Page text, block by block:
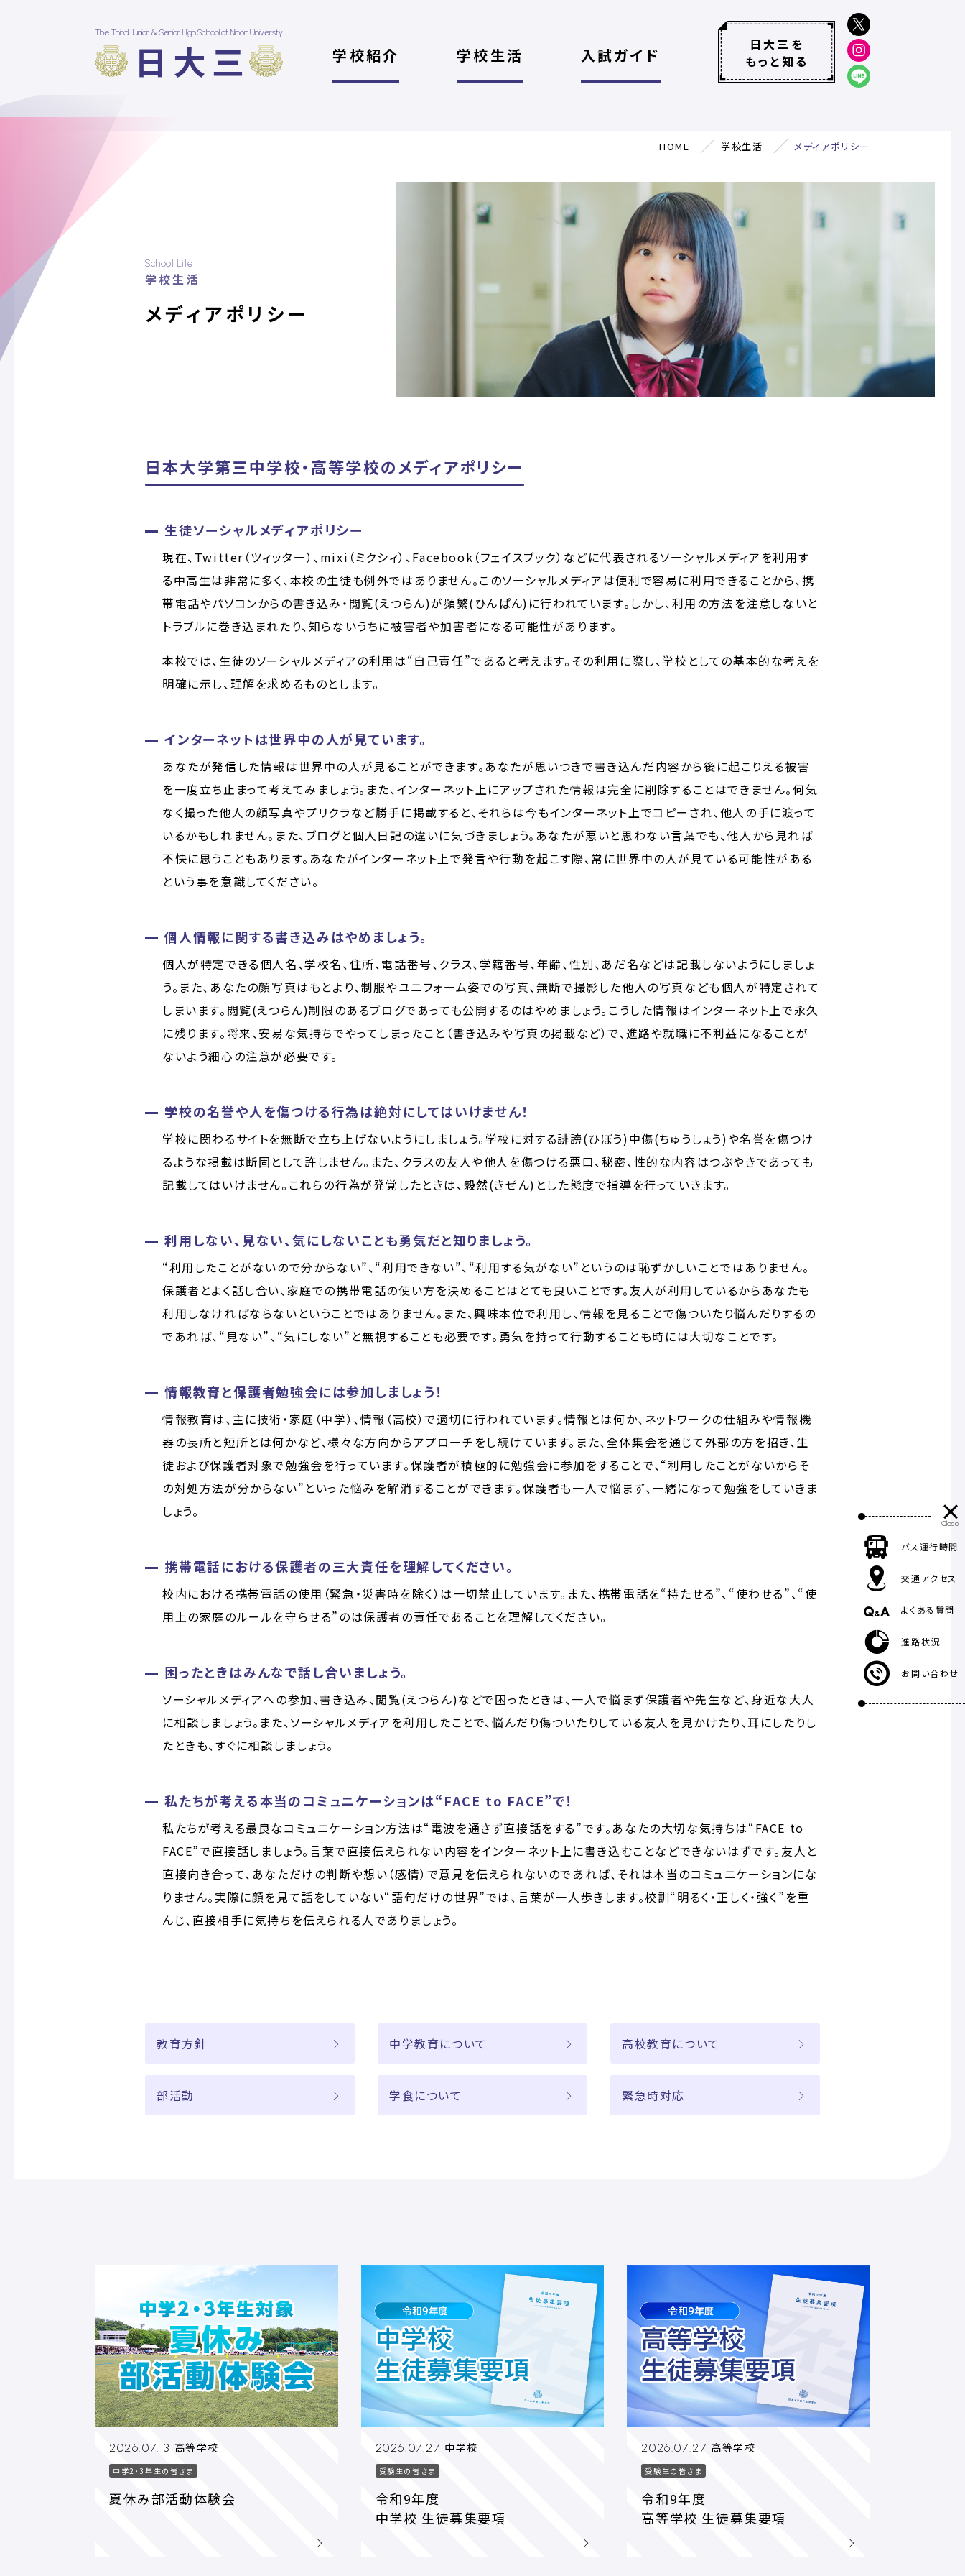
The Third Junior & Senior High School of Nihon University
日大三 学校紹介 学校生活 入試ガイド
日大三を
もっと知る
HOME 学校生活 メディアポリシー
School Life
学校生活
メディアポリシー
日本大学第三中学校・高等学校のメディアポリシー
生徒ソーシャルメディアポリシー
現在、Twitter（ツィッター）、mixi（ミクシィ）、Facebook（フェイスブック）などに代表されるソーシャルメディアを利用す
る中高生は非常に多く、本校の生徒も例外ではありません。このソーシャルメディアは便利で容易に利用できることから、携
帯電話やパソコンからの書き込み・閲覧(えつらん)が頻繁(ひんぱん)に行われています。しかし、利用の方法を注意しないと
トラブルに巻き込まれたり、知らないうちに被害者や加害者になる可能性があります。
本校では、生徒のソーシャルメディアの利用は“自己責任”であると考えます。その利用に際し、学校としての基本的な考えを
明確に示し、理解を求めるものとします。
インターネットは世界中の人が見ています。
あなたが発信した情報は世界中の人が見ることができます。あなたが思いつきで書き込んだ内容から後に起こりえる被害
を一度立ち止まって考えてみましょう。また、インターネット上にアップされた情報は完全に削除することはできません。何気
なく撮った他人の顔写真やプリクラなど勝手に掲載すると、それらは今もインターネット上でコピーされ、他人の手に渡って
いるかもしれません。また、ブログと個人日記の違いに気づきましょう。あなたが悪いと思わない言葉でも、他人から見れば
不快に思うこともあります。あなたがインターネット上で発言や行動を起こす際、常に世界中の人が見ている可能性がある
という事を意識してください。
個人情報に関する書き込みはやめましょう。
個人が特定できる個人名、学校名、住所、電話番号、クラス、学籍番号、年齢、性別、あだ名などは記載しないようにしましょ
う。また、あなたの顔写真はもとより、制服やユニフォーム姿での写真、無断で撮影した他人の写真なども個人が特定されて
しまいます。閲覧(えつらん)制限のあるブログであっても公開するのはやめましょう。こうした情報はインターネット上で永久
に残ります。将来、安易な気持ちでやってしまったこと（書き込みや写真の掲載など）で、進路や就職に不利益になることが
ないよう細心の注意が必要です。
学校の名誉や人を傷つける行為は絶対にしてはいけません！
学校に関わるサイトを無断で立ち上げないようにしましょう。学校に対する誹謗(ひぼう)中傷(ちゅうしょう)や名誉を傷つけ
るような掲載は断固として許しません。また、クラスの友人や他人を傷つける悪口、秘密、性的な内容はつぶやきであっても
記載してはいけません。これらの行為が発覚したときは、毅然(きぜん)とした態度で指導を行っていきます。
利用しない、見ない、気にしないことも勇気だと知りましょう。
“利用したことがないので分からない”、“利用できない”、“利用する気がない”というのは恥ずかしいことではありません。
保護者とよく話し合い、家庭での携帯電話の使い方を決めることはとても良いことです。友人が利用しているからあなたも
利用しなければならないということではありません。また、興味本位で利用し、情報を見ることで傷ついたり悩んだりするの
であれば、“見ない”、“気にしない”と無視することも必要です。勇気を持って行動することも時には大切なことです。
情報教育と保護者勉強会には参加しましょう！
情報教育は、主に技術・家庭（中学）、情報（高校）で適切に行われています。情報とは何か、ネットワークの仕組みや情報機
器の長所と短所とは何かなど、様々な方向からアプローチをし続けています。また、全体集会を通じて外部の方を招き、生
徒および保護者対象で勉強会を行っています。保護者が積極的に勉強会に参加をすることで、“利用したことがないからそ
の対処方法が分からない”といった悩みを解消することができます。保護者も一人で悩まず、一緒になって勉強をしていきま
しょう。
携帯電話における保護者の三大責任を理解してください。
校内における携帯電話の使用（緊急・災害時を除く）は一切禁止しています。また、携帯電話を“持たせる”、“使わせる”、“使
用上の家庭のルールを守らせる”のは保護者の責任であることを理解してください。
困ったときはみんなで話し合いましょう。
ソーシャルメディアへの参加、書き込み、閲覧(えつらん)などで困ったときは、一人で悩まず保護者や先生など、身近な大人
に相談しましょう。また、ソーシャルメディアを利用したことで、悩んだり傷ついたりしている友人を見かけたり、耳にしたりし
たときも、すぐに相談しましょう。
私たちが考える本当のコミュニケーションは“FACE to FACE”で！
私たちが考える最良なコミュニケーション方法は“電波を通さず直接話をする”です。あなたの大切な気持ちは“FACE to
FACE”で直接話しましょう。言葉で直接伝えられない内容をインターネット上に書き込むことなどできないはずです。友人と
直接向き合って、あなただけの判断や想い（感情）で意見を伝えられないのであれば、それは本当のコミュニケーションにな
りません。実際に顔を見て話をしていない“語句だけの世界”では、言葉が一人歩きします。校訓“明るく・正しく・強く”を重
んじ、直接相手に気持ちを伝えられる人でありましょう。
教育方針 中学教育について 高校教育について
部活動 学食について 緊急時対応
バス運行時間
交通アクセス
よくある質問
進路状況
お問い合わせ
2026.07.13 高等学校
中学2・3年生の皆さま
夏休み部活動体験会
2026.07.27 中学校
受験生の皆さま
令和9年度
中学校 生徒募集要項
2026.07.27 高等学校
受験生の皆さま
令和9年度
高等学校 生徒募集要項